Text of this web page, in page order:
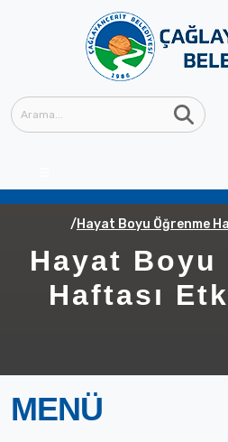
Hayat Boyu Öğrenme
Hayat Boyu
Haftası
MENÜ